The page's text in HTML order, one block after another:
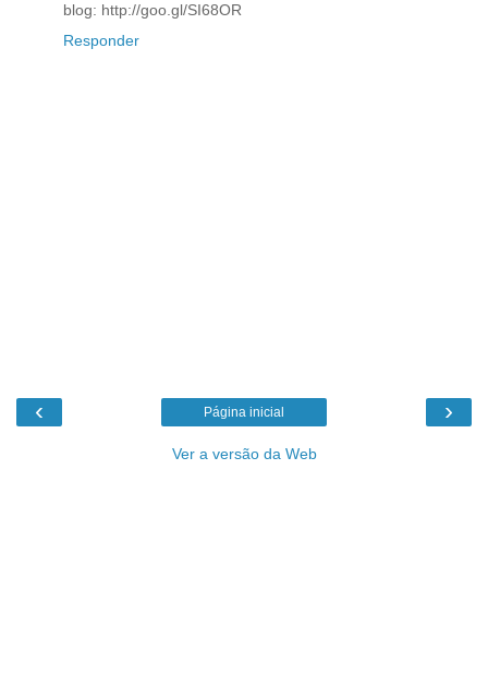
blog: http://goo.gl/SI68OR
Responder
‹ ›
Página inicial
Ver a versão da Web